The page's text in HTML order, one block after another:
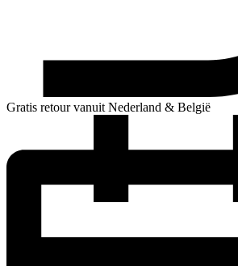
Gratis retour vanuit Nederland & België